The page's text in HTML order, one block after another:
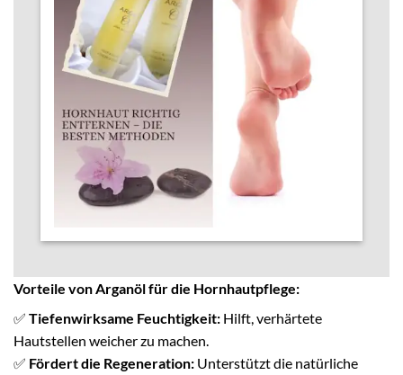
Vorteile von Arganöl für die Hornhautpflege:
✅ Tiefenwirksame Feuchtigkeit: Hilft, verhärtete
Hautstellen weicher zu machen.
✅ Fördert die Regeneration: Unterstützt die natürliche